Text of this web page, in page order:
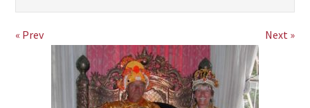
« Prev Next »